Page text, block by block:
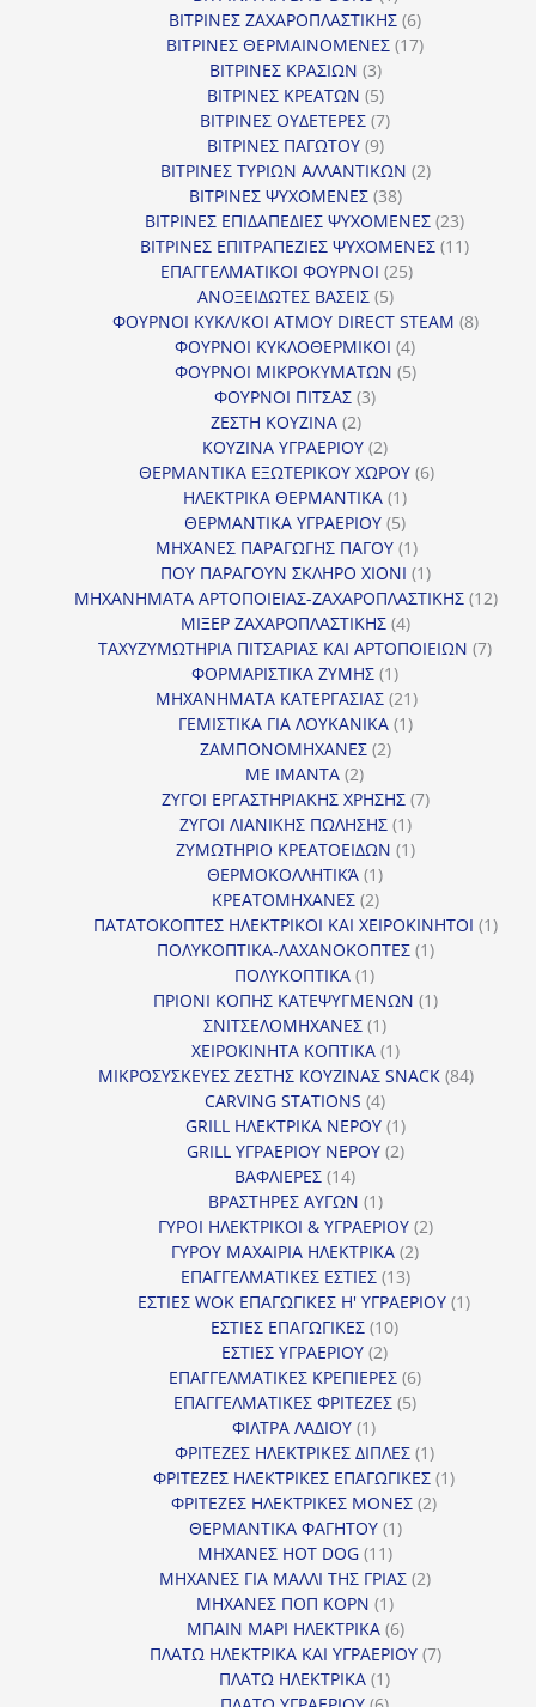
προϊόν
ΒΙΤΡΙΝΕΣ ΖΑΧΑΡΟΠΛΑΣΤΙΚΗΣ 66
προϊόντα
ΒΙΤΡΙΝΕΣ ΘΕΡΜΑΙΝΟΜΕΝΕΣ 1717
ΒΙΤΡΙΝΕΣ ΚΡΑΣΙΩΝ 33
προϊόντα
ΒΙΤΡΙΝΕΣ ΚΡΕΑΤΩΝ 55
προϊόντα
ΒΙΤΡΙΝΕΣ ΟΥΔΕΤΕΡΕΣ 77
ΒΙΤΡΙΝΕΣ ΠΑΓΩΤΟΥ 99
προϊόντα
ΒΙΤΡΙΝΕΣ ΤΥΡΙΩΝ ΑΛΛΑΝΤΙΚΩΝ 22
ΒΙΤΡΙΝΕΣ ΨΥΧΟΜΕΝΕΣ 3838
προϊόντα
ΒΙΤΡΙΝΕΣ ΕΠΙΔΑΠΕΔΙΕΣ ΨΥΧΟΜΕΝΕΣ 2323
προϊόντα
ΒΙΤΡΙΝΕΣ ΕΠΙΤΡΑΠΕΖΙΕΣ ΨΥΧΟΜΕΝΕΣ 1111
ΕΠΑΓΓΕΛΜΑΤΙΚΟΙ ΦΟΥΡΝΟΙ 2525
ΑΝΟΞΕΙΔΩΤΕΣ ΒΑΣΕΙΣ 55
προϊόντα
ΦΟΥΡΝΟΙ ΚΥΚΛ/ΚΟΙ ΑΤΜΟΥ DIRECT STEAM 88
ΦΟΥΡΝΟΙ ΚΥΚΛΟΘΕΡΜΙΚΟΙ 44
προϊόντα
ΦΟΥΡΝΟΙ ΜΙΚΡΟΚΥΜΑΤΩΝ 55
ΦΟΥΡΝΟΙ ΠΙΤΣΑΣ 33
ΖΕΣΤΗ ΚΟΥΖΙΝΑ 22
προϊόντα
ΚΟΥΖΙΝΑ ΥΓΡΑΕΡΙΟΥ 22
προϊόντα
ΘΕΡΜΑΝΤΙΚΑ ΕΞΩΤΕΡΙΚΟΥ ΧΩΡΟΥ 66
ΗΛΕΚΤΡΙΚΑ ΘΕΡΜΑΝΤΙΚΑ 11
προϊόν
ΘΕΡΜΑΝΤΙΚΑ ΥΓΡΑΕΡΙΟΥ 55
προϊόντα
ΜΗΧΑΝΕΣ ΠΑΡΑΓΩΓΗΣ ΠΑΓΟΥ 11
προϊόν
ΠΟΥ ΠΑΡΑΓΟΥΝ ΣΚΛΗΡΟ ΧΙΟΝΙ 11
προϊόν
ΜΗΧΑΝΗΜΑΤΑ ΑΡΤΟΠΟΙΕΙΑΣ-ΖΑΧΑΡΟΠΛΑΣΤΙΚΗΣ 1212
ΜΙΞΕΡ ΖΑΧΑΡΟΠΛΑΣΤΙΚΗΣ 44
προϊόντα
ΤΑΧΥΖΥΜΩΤΗΡΙΑ ΠΙΤΣΑΡΙΑΣ ΚΑΙ ΑΡΤΟΠΟΙΕΙΩΝ 77
ΦΟΡΜΑΡΙΣΤΙΚΑ ΖΥΜΗΣ 11
προϊόν
ΜΗΧΑΝΗΜΑΤΑ ΚΑΤΕΡΓΑΣΙΑΣ 2121
προϊόντα
ΓΕΜΙΣΤΙΚΑ ΓΙΑ ΛΟΥΚΑΝΙΚΑ 11
ΖΑΜΠΟΝΟΜΗΧΑΝΕΣ 22
ΜΕ ΙΜΑΝΤΑ 22
προϊόντα
ΖΥΓΟΙ ΕΡΓΑΣΤΗΡΙΑΚΗΣ ΧΡΗΣΗΣ 77
ΖΥΓΟΙ ΛΙΑΝΙΚΗΣ ΠΩΛΗΣΗΣ 11
προϊόν
ΖΥΜΩΤΗΡΙΟ ΚΡΕΑΤΟΕΙΔΩΝ 11
ΘΕΡΜΟΚΟΛΛΗΤΙΚΆ 11
προϊόν
ΚΡΕΑΤΟΜΗΧΑΝΕΣ 22
προϊόντα
ΠΑΤΑΤΟΚΟΠΤΕΣ ΗΛΕΚΤΡΙΚΟΙ ΚΑΙ ΧΕΙΡΟΚΙΝΗΤΟΙ 11
ΠΟΛΥΚΟΠΤΙΚΑ-ΛΑΧΑΝΟΚΟΠΤΕΣ 11
ΠΟΛΥΚΟΠΤΙΚΑ 11
προϊόν
ΠΡΙΟΝΙ ΚΟΠΗΣ ΚΑΤΕΨΥΓΜΕΝΩΝ 11
ΣΝΙΤΣΕΛΟΜΗΧΑΝΕΣ 11
προϊόν
ΧΕΙΡΟΚΙΝΗΤΑ ΚΟΠΤΙΚΑ 11
προϊόν
ΜΙΚΡΟΣΥΣΚΕΥΕΣ ΖΕΣΤΗΣ ΚΟΥΖΙΝΑΣ SNACK 8484
CARVING STATIONS 44
προϊόντα
GRILL ΗΛΕΚΤΡΙΚΑ ΝΕΡΟΥ 11
προϊόν
GRILL ΥΓΡΑΕΡΙΟΥ ΝΕΡΟΥ 22
ΒΑΦΛΙΕΡΕΣ 1414
προϊόντα
ΒΡΑΣΤΗΡΕΣ ΑΥΓΩΝ 11
προϊόν
ΓΥΡΟΙ ΗΛΕΚΤΡΙΚΟΙ & ΥΓΡΑΕΡΙΟΥ 22
ΓΥΡΟΥ ΜΑΧΑΙΡΙΑ ΗΛΕΚΤΡΙΚΑ 22
ΕΠΑΓΓΕΛΜΑΤΙΚΕΣ ΕΣΤΙΕΣ 1313
προϊόντα
ΕΣΤΙΕΣ WOK ΕΠΑΓΩΓΙΚΕΣ Η' ΥΓΡΑΕΡΙΟΥ 11
ΕΣΤΙΕΣ ΕΠΑΓΩΓΙΚΕΣ 1010
ΕΣΤΙΕΣ ΥΓΡΑΕΡΙΟΥ 22
προϊόντα
ΕΠΑΓΓΕΛΜΑΤΙΚΕΣ ΚΡΕΠΙΕΡΕΣ 66
προϊόντα
ΕΠΑΓΓΕΛΜΑΤΙΚΕΣ ΦΡΙΤΕΖΕΣ 55
ΦΙΛΤΡΑ ΛΑΔΙΟΥ 11
προϊόν
ΦΡΙΤΕΖΕΣ ΗΛΕΚΤΡΙΚΕΣ ΔΙΠΛΕΣ 11
προϊόν
ΦΡΙΤΕΖΕΣ ΗΛΕΚΤΡΙΚΕΣ ΕΠΑΓΩΓΙΚΕΣ 11
ΦΡΙΤΕΖΕΣ ΗΛΕΚΤΡΙΚΕΣ ΜΟΝΕΣ 22
ΘΕΡΜΑΝΤΙΚΑ ΦΑΓΗΤΟΥ 11
ΜΗΧΑΝΕΣ HOT DOG 1111
προϊόντα
ΜΗΧΑΝΕΣ ΓΙΑ ΜΑΛΛΙ ΤΗΣ ΓΡΙΑΣ 22
ΜΗΧΑΝΕΣ ΠΟΠ ΚΟΡΝ 11
προϊόν
ΜΠΑΙΝ ΜΑΡΙ ΗΛΕΚΤΡΙΚΑ 66
προϊόντα
ΠΛΑΤΩ ΗΛΕΚΤΡΙΚΑ ΚΑΙ ΥΓΡΑΕΡΙΟΥ 77
ΠΛΑΤΩ ΗΛΕΚΤΡΙΚΑ 11